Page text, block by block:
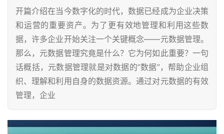
开篇介绍在当今数字化的时代，数据已经成为企业决策
和运营的重要资产。为了更有效地管理和利用这些数
据，许多企业开始关注一个关键概念——元数据管理。
那么，元数据管理究竟是什么？它为何如此重要？一句
话概括，元数据管理就是对数据的“数据”，帮助企业组
织、理解和利用自身的数据资源。通过对元数据的有效
管理，企业